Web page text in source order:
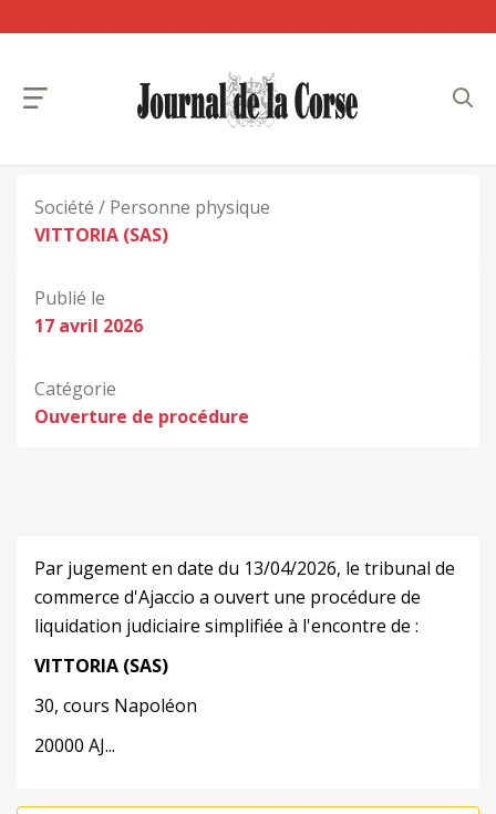
Société / Personne physique
VITTORIA (SAS)
Publié le
17 avril 2026
Catégorie
Ouverture de procédure
Par jugement en date du 13/04/2026, le tribunal de
commerce d'Ajaccio a ouvert une procédure de
liquidation judiciaire simplifiée à l'encontre de :
VITTORIA (SAS)
30, cours Napoléon
20000 AJ...